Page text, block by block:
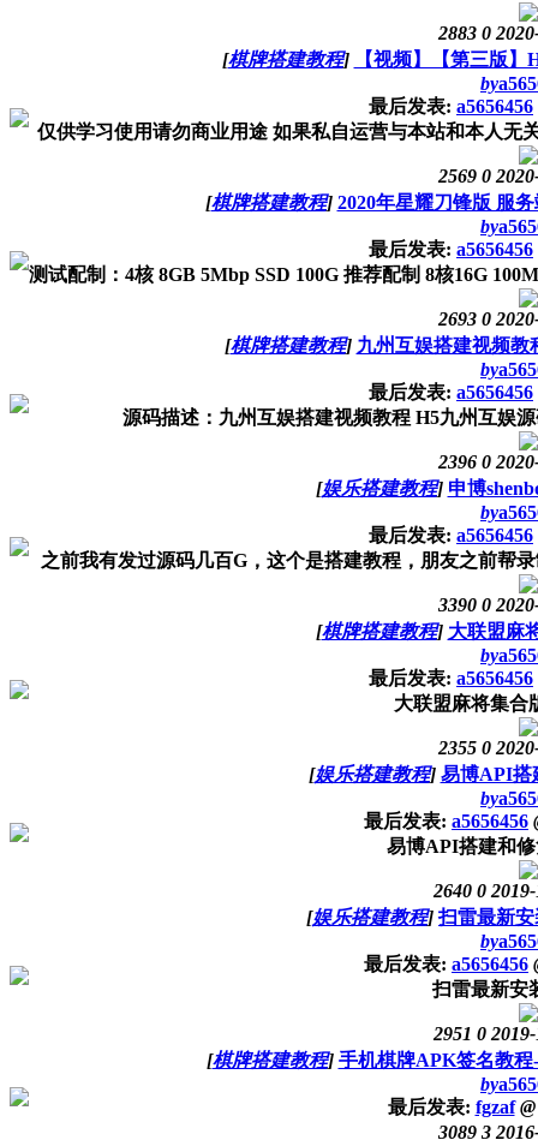
2883 0
[棋牌搭建教程]
【视频】【第三版
by
最后发表: a5656456
仅供学习使用请勿商业用途 如果私自运营与本站和本人无
2569 0
[棋牌搭建教程] 2020年星耀刀锋版 服
by
最后发表: a5656456
测试配制：4核 8GB 5Mbp SSD 100G 推荐配制 8核16G
2693 0
[棋牌搭建教程] 九州互娱搭建视频教
by
最后发表: a5656456
源码描述：九州互娱搭建视频教程 H5九州互娱
2396 0
[娱乐搭建教程] 申博
by
最后发表: a5656456
之前我有发过源码几百G，这个是搭建教程，朋友之前帮
3390 0
[棋牌搭建教程] 大联盟麻
by
最后发表: a5656456
大联盟麻将集合
2355 0
[娱乐搭建教程] 易博API搭
by
最后发表: a5656456
易博API搭建和
2640 0
[娱乐搭建教程] 扫雷最新
by
最后发表: a5656456
扫雷最新安
2951 0
[棋牌搭建教程] 手机棋牌APK签名教
by
最后发表: fgzaf @
3089 3